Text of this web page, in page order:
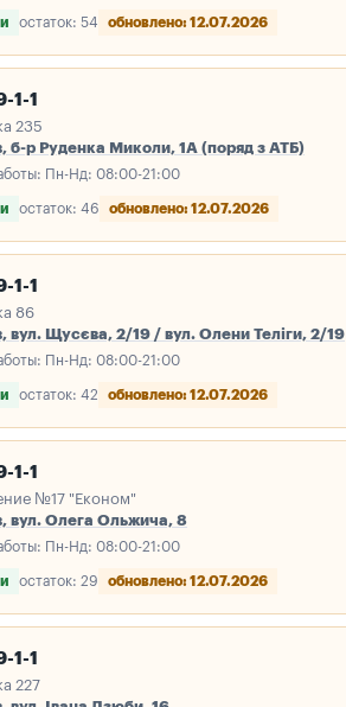
остаток: 54 обновлено: 12.07.2026
1-1
235
б-р Руденка Миколи, 1А (поряд з АТБ)
Пн-Нд: 08:00-21:00
остаток: 46 обновлено: 12.07.2026
1-1
86
вул. Щусєва, 2/19 / вул. Олени Теліги, 2/19
Пн-Нд: 08:00-21:00
остаток: 42 обновлено: 12.07.2026
1-1
№17 "Економ"
вул. Олега Ольжича, 8
Пн-Нд: 08:00-21:00
остаток: 29 обновлено: 12.07.2026
1-1
227